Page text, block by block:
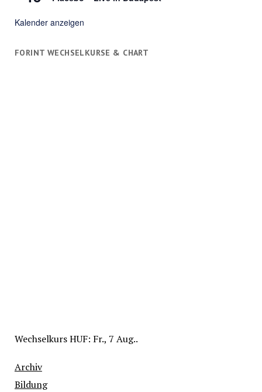
Kalender anzeigen
FORINT WECHSELKURSE & CHART
WechselkursHUF: Fr., 7 Aug..
Archiv
Bildung